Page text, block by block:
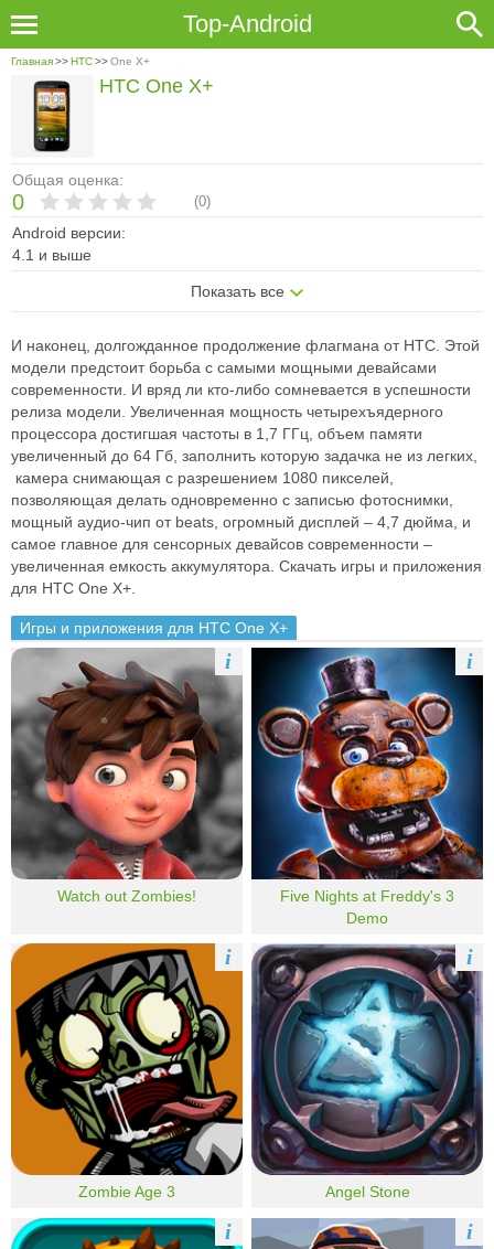
Top-Android
Главная>>HTC>>One X+
Общая оценка:
0 (0)
Android версии:
4.1 и выше
Показать все
HTC One X+
И наконец, долгожданное продолжение флагмана от HTC. Этой
модели предстоит борьба с самыми мощными девайсами
современности. И вряд ли кто-либо сомневается в успешности
релиза модели. Увеличенная мощность четырехъядерного
процессора достигшая частоты в 1,7 ГГц, объем памяти
увеличенный до 64 Гб, заполнить которую задачка не из легких,
камера снимающая с разрешением 1080 пикселей,
позволяющая делать одновременно с записью фотоснимки,
мощный аудио-чип от beats, огромный дисплей – 4,7 дюйма, и
самое главное для сенсорных девайсов современности –
увеличенная емкость аккумулятора. Скачать игры и приложения
для HTC One X+.
Игры и приложения для HTC One X+
Watch out Zombies!
i
Five Nights at Freddy's 3
Demo
i
Zombie Age 3
i
Angel Stone
i
i i